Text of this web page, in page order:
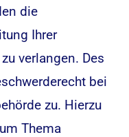
die
Ihrer
verlangen. Des
bei
zu. Hierzu
Thema